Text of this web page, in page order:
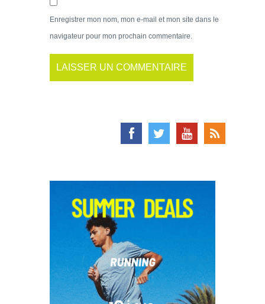
Enregistrer mon nom, mon e-mail et mon site dans le
navigateur pour mon prochain commentaire.